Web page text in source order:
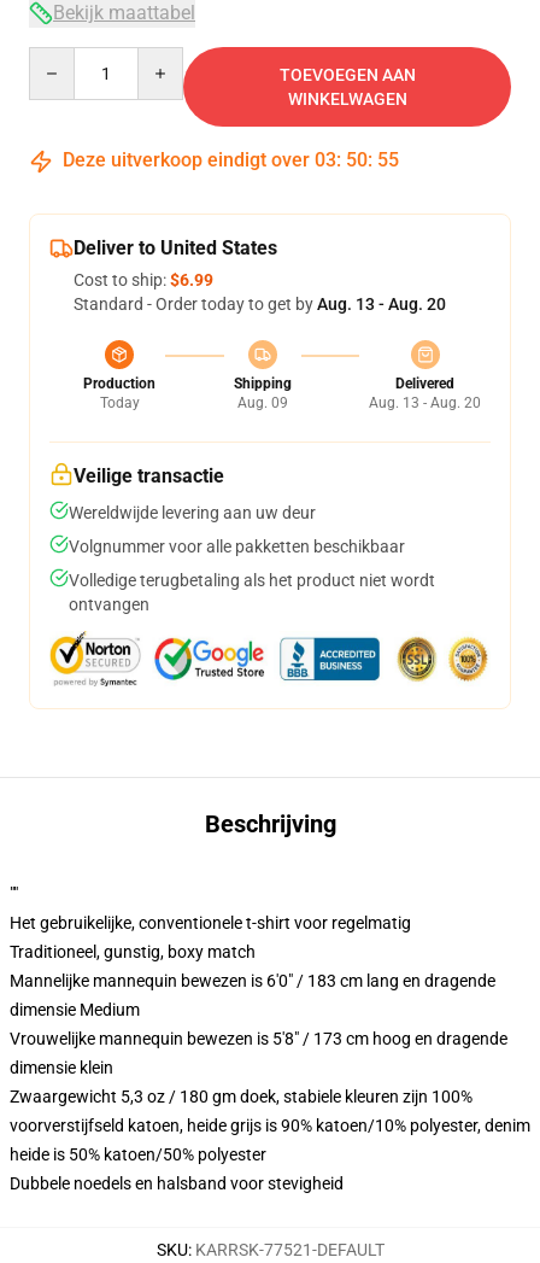
Bekijk maattabel
TOEVOEGEN AAN
WINKELWAGEN
Deze uitverkoop eindigt over 03: 50: 54
Deliver to United States
Cost to ship:$6.99
Standard - Order today to get byAug. 13 - Aug. 20
Production
Today
Shipping
Aug. 09
Delivered
Aug. 13 - Aug. 20
Veilige transactie
Wereldwijde levering aan uw deur
Volgnummer voor alle pakketten beschikbaar
Volledige terugbetaling als het product niet wordt
ontvangen
Beschrijving
""
Het gebruikelijke, conventionele t-shirt voor regelmatig
Traditioneel, gunstig, boxy match
Mannelijke mannequin bewezen is 6'0" / 183 cm lang en dragende
dimensie Medium
Vrouwelijke mannequin bewezen is 5'8" / 173 cm hoog en dragende
dimensie klein
Zwaargewicht 5,3 oz / 180 gm doek, stabiele kleuren zijn 100%
voorverstijfseld katoen, heide grijs is 90% katoen/10% polyester, denim
heide is 50% katoen/50% polyester
Dubbele noedels en halsband voor stevigheid
SKU: KARRSK-77521-DEFAULT